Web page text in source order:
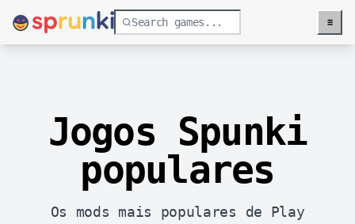
Menu
≡
Jogos Spunki
populares
Os mods mais populares de Play